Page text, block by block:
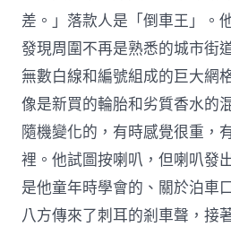
差。」落款人是「倒車王」。
發現周圍不再是熟悉的城市街
無數白線和編號組成的巨大網
像是新買的輪胎和劣質香水的
隨機變化的，有時感覺很重，
裡。他試圖按喇叭，但喇叭發
是他童年時學會的、關於泊車
八方傳來了刺耳的剎車聲，接